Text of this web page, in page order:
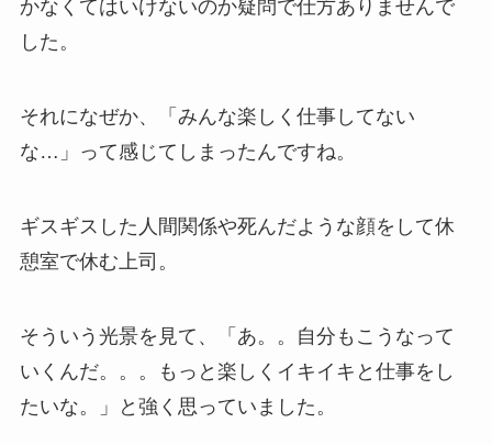
かなくてはいけないのか疑問で仕方ありませんで
した。
それになぜか、「みんな楽しく仕事してない
な…」って感じてしまったんですね。
ギスギスした人間関係や死んだような顔をして休
憩室で休む上司。
そういう光景を見て、「あ。。自分もこうなって
いくんだ。。。もっと楽しくイキイキと仕事をし
たいな。」と強く思っていました。